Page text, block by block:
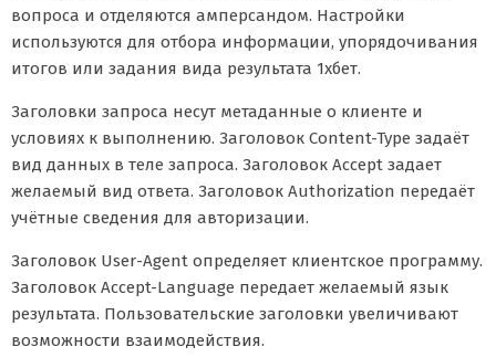
вопроса и отделяются амперсандом. Настройки
используются для отбора информации, упорядочивания
итогов или задания вида результата 1хбет.
Заголовки запроса несут метаданные о клиенте и
условиях к выполнению. Заголовок Content-Type задаёт
вид данных в теле запроса. Заголовок Accept задает
желаемый вид ответа. Заголовок Authorization передаёт
учётные сведения для авторизации.
Заголовок User-Agent определяет клиентское программу.
Заголовок Accept-Language передает желаемый язык
результата. Пользовательские заголовки увеличивают
возможности взаимодействия.